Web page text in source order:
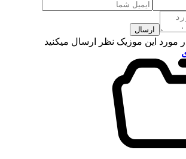
ارسال
مورد این موزیک نظر ارسال میکنید